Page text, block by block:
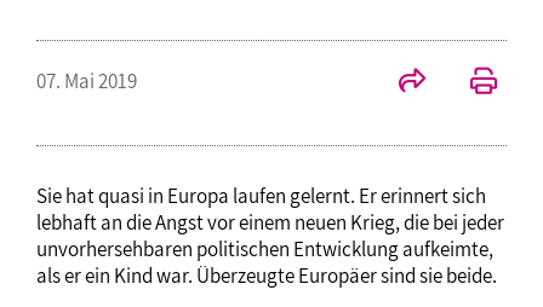
07. Mai 2019
Sie hat quasi in Europa laufen gelernt. Er erinnert sich
lebhaft an die Angst vor einem neuen Krieg, die bei jeder
unvorhersehbaren politischen Entwicklung aufkeimte,
als er ein Kind war. Überzeugte Europäer sind sie beide.